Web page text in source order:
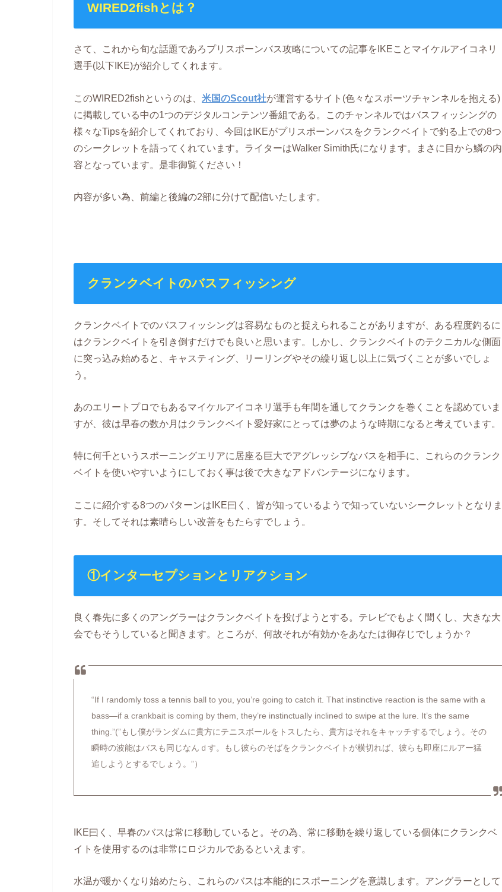
WIRED2fishとは？
さて、これから旬な話題であろプリスポーンバス攻略についての記事をIKEことマイケルアイコネリ
選手(以下IKE)が紹介してくれます。
このWIRED2fishというのは、 米国のScout社が運営するサイト(色々なスポーツチャンネルを抱える)
に掲載している中の1つのデジタルコンテンツ番組である。このチャンネルではバスフィッシングの
様々なTipsを紹介してくれており、今回はIKEがプリスポーンバスをクランクベイトで釣る上での8つ
のシークレットを語ってくれています。ライターはWalker Simith氏になります。まさに目から鱗の内
容となっています。是非御覧ください！
内容が多い為、前編と後編の2部に分けて配信いたします。
クランクベイトのバスフィッシング
クランクベイトでのバスフィッシングは容易なものと捉えられることがありますが、ある程度釣るに
はクランクベイトを引き倒すだけでも良いと思います。しかし、クランクベイトのテクニカルな側面
に突っ込み始めると、キャスティング、リーリングやその繰り返し以上に気づくことが多いでしょ
う。
あのエリートプロでもあるマイケルアイコネリ選手も年間を通してクランクを巻くことを認めていま
すが、彼は早春の数か月はクランクベイト愛好家にとっては夢のような時期になると考えています。
特に何千というスポーニングエリアに居座る巨大でアグレッシブなバスを相手に、これらのクランク
ベイトを使いやすいようにしておく事は後で大きなアドバンテージになります。
ここに紹介する8つのパターンはIKE曰く、皆が知っているようで知っていないシークレットとなりま
す。そしてそれは素晴らしい改善をもたらすでしょう。
①インターセプションとリアクション
良く春先に多くのアングラーはクランクベイトを投げようとする。テレビでもよく聞くし、大きな大
会でもそうしていると聞きます。ところが、何故それが有効かをあなたは御存じでしょうか？
“If I randomly toss a tennis ball to you, you’re going to catch it. That instinctive reaction is the same with a
bass—if a crankbait is coming by them, they’re instinctually inclined to swipe at the lure. It’s the same
thing.”(”もし僕がランダムに貴方にテニスボールをトスしたら、貴方はそれをキャッチするでしょう。その
瞬時の波能はバスも同じなんｄす。もし彼らのそばをクランクベイトが横切れば、彼らも即座にルアー猛
追しようとするでしょう。”）
IKE曰く、早春のバスは常に移動していると。その為、常に移動を繰り返している個体にクランクベ
イトを使用するのは非常にロジカルであるといえます。
水温が暖かくなり始めたら、これらのバスは本能的にスポーニングを意識します。アングラーとして